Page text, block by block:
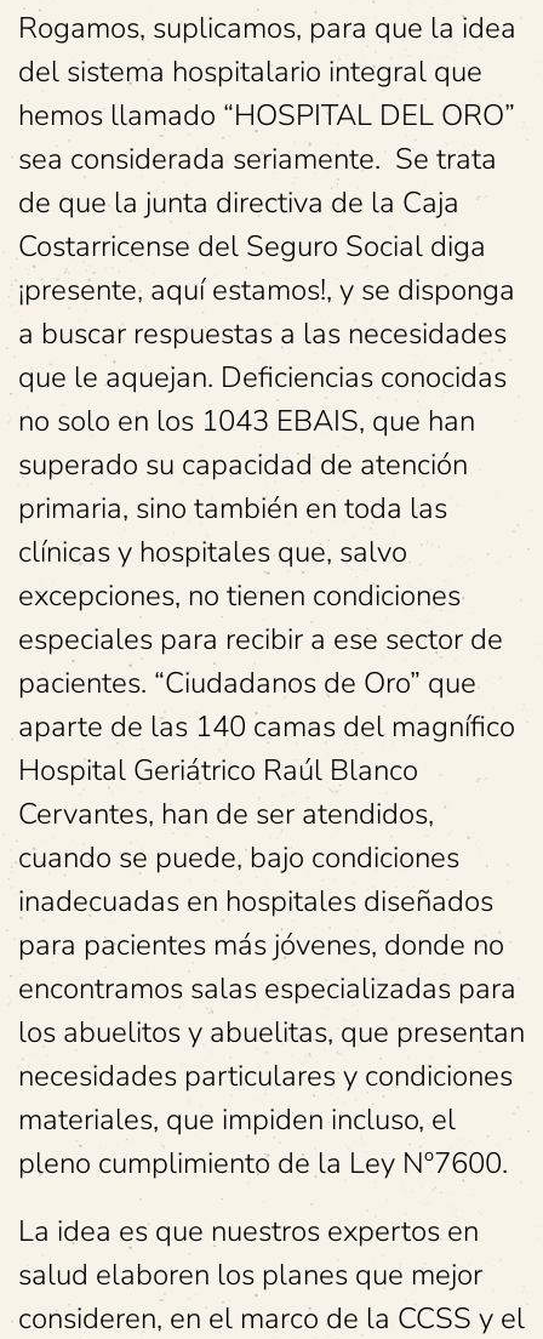
Rogamos, suplicamos, para que la idea
del sistema hospitalario integral que
hemos llamado “HOSPITAL DEL ORO”
sea considerada seriamente. Se trata
de que la junta directiva de la Caja
Costarricense del Seguro Social diga
¡presente, aquí estamos!, y se disponga
a buscar respuestas a las necesidades
que le aquejan. Deficiencias conocidas
no solo en los 1043 EBAIS, que han
superado su capacidad de atención
primaria, sino también en toda las
clínicas y hospitales que, salvo
excepciones, no tienen condiciones
especiales para recibir a ese sector de
pacientes. “Ciudadanos de Oro” que
aparte de las 140 camas del magnífico
Hospital Geriátrico Raúl Blanco
Cervantes, han de ser atendidos,
cuando se puede, bajo condiciones
inadecuadas en hospitales diseñados
para pacientes más jóvenes, donde no
encontramos salas especializadas para
los abuelitos y abuelitas, que presentan
necesidades particulares y condiciones
materiales, que impiden incluso, el
pleno cumplimiento de la Ley Nº7600.
La idea es que nuestros expertos en
salud elaboren los planes que mejor
consideren, en el marco de la CCSS y el